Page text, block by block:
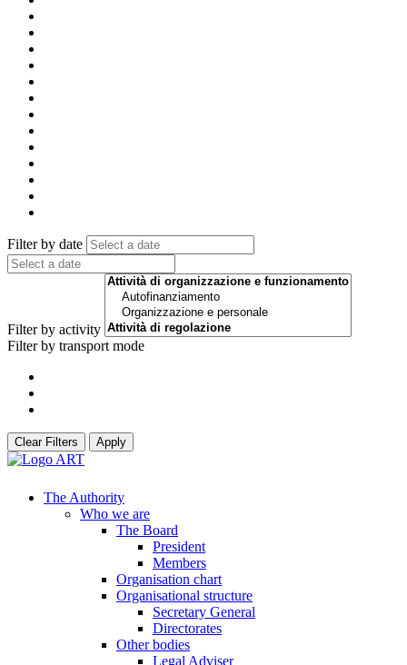
Filter by date
Filter by activity
Filter by transport mode
Clear Filters Apply
The Authority
Who we are
The Board
President
Members
Organisation chart
Organisational structure
Secretary General
Directorates
Other bodies
Legal Adviser